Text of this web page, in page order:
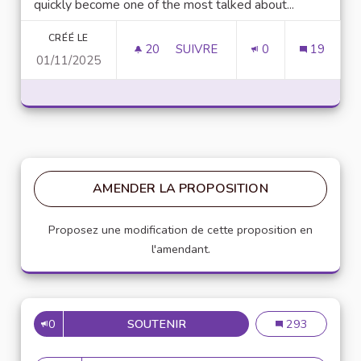
quickly become one of the most talked about...
CRÉÉ LE
01/11/2025
20 20 ABONNÉS
SUIVRE 0 19
AMENDER LA PROPOSITION
Proposez une modification de cette proposition en
l'amendant.
0 SOUTENIRMISE EN PLACE DEMise en place
293